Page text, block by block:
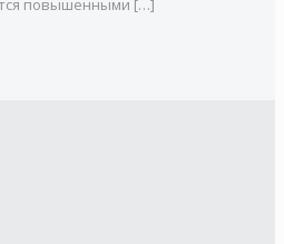
повышенными […]